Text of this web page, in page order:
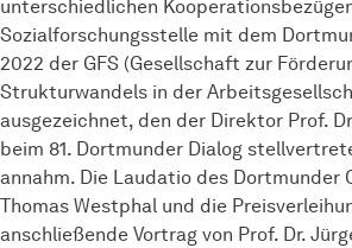
unterschiedlichen
Sozial­forschungs­stelle mit dem
2022 der GFS (Gesellschaft zur
Strukturwandels in der
ausgezeichnet, den der Direktor Prof.
beim 81. Dortmunder Dialog
annahm. Die Laudatio des Dortmunder
Thomas Westphal und die
anschließende Vortrag von Prof. Dr.